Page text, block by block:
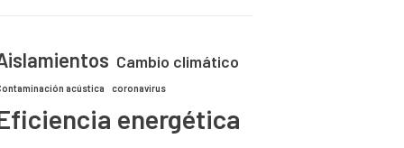
Cambio climático
acústica coronavirus
energética